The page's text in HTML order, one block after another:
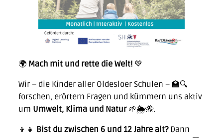
🌍 Mach mit und rette die Welt!💚
Wir – die Kinder aller Oldesloer Schulen – 🏫🔍
forschen, erörtern Fragen und kümmern uns aktiv
um Umwelt, Klima und Natur🌱🌦️🐝.
👦👧 Bist du zwischen 6 und 12 Jahre alt?Dann